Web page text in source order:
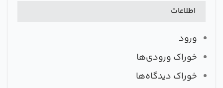
اطلاعات
ورود
خوراک ورودی‌ها
خوراک دیدگاه‌ها